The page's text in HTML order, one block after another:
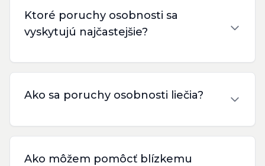
Ktoré poruchy osobnosti sa
vyskytujú najčastejšie?
Ako sa poruchy osobnosti liečia?
Ako môžem pomôcť blízkemu